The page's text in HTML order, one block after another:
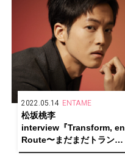
2022.05.14 ENTAME
松坂桃李
interview『Transform, en
Route〜まだまだトランス
フォーム中〜』